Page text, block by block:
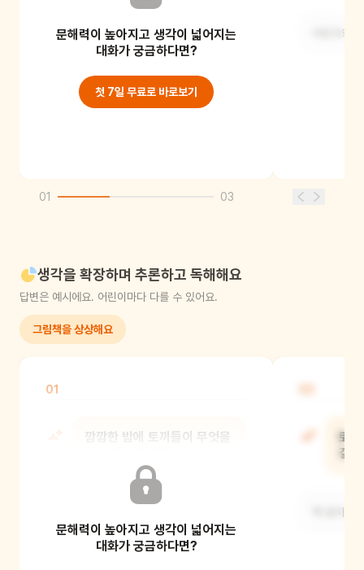
문해력이 높아지고 생각이 넓어지는
대화가 궁금하다면?
첫 7일 무료로 바로보기
어린이의
01 03
생각을 확장하며 추론하고 독해해요
답변은 예시에요. 어린이마다 다를 수 있어요.
그림책을 상상해요
01
깜깜한 밤에 토끼들이 무엇을
문해력이 높아지고 생각이 넓어지는
대화가 궁금하다면?
토
걸